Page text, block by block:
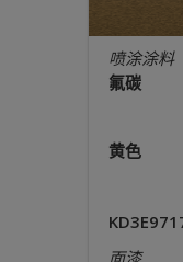
喷涂涂料
氟碳
黄色
面漆